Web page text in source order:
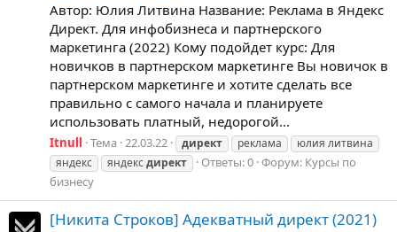
Автор: Юлия Литвина Название: Реклама в Яндекс
Директ. Для инфобизнеса и партнерского
маркетинга (2022) Кому подойдет курс: Для
новичков в партнерском маркетинге Вы новичок в
партнерском маркетинге и хотите сделать все
правильно с самого начала и планируете
использовать платный, недорогой...
Itnull Тема 22.03.22 директ реклама
юлия литвина
яндекс
яндексдирект Ответы: 0 Форум: Курсы по
бизнесу
[Никита Строков] Адекватный директ (2021)